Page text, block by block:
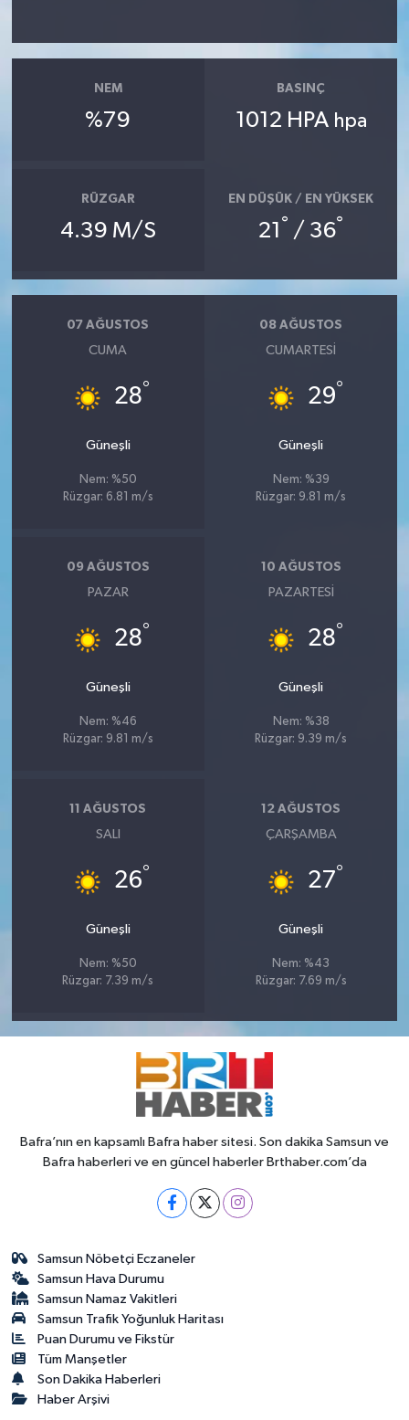
NEM
%79
BASINÇ
1012 HPA hpa
RÜZGAR
4.39 M/S
EN DÜŞÜK / EN YÜKSEK
21 ° / 36°
07 AĞUSTOS
CUMA
28°
Güneşli
Nem: %50
Rüzgar: 6.81 m/s
08 AĞUSTOS
CUMARTESI
29°
Güneşli
Nem: %39
Rüzgar: 9.81 m/s
09 AĞUSTOS
PAZAR
28°
Güneşli
Nem: %46
Rüzgar: 9.81 m/s
10 AĞUSTOS
PAZARTESI
28°
Güneşli
Nem: %38
Rüzgar: 9.39 m/s
11 AĞUSTOS
SALI
26°
Güneşli
Nem: %50
Rüzgar: 7.39 m/s
12 AĞUSTOS
ÇARŞAMBA
27°
Güneşli
Nem: %43
Rüzgar: 7.69 m/s
Bafra’nın en kapsamlı Bafra haber sitesi. Son dakika Samsun ve
Bafra haberleri ve en güncel haberler Brthaber.com’da
Samsun Nöbetçi Eczaneler
Samsun Hava Durumu
Samsun Namaz Vakitleri
Samsun Trafik Yoğunluk Haritası
Puan Durumu ve Fikstür
Tüm Manşetler
Son Dakika Haberleri
Haber Arşivi